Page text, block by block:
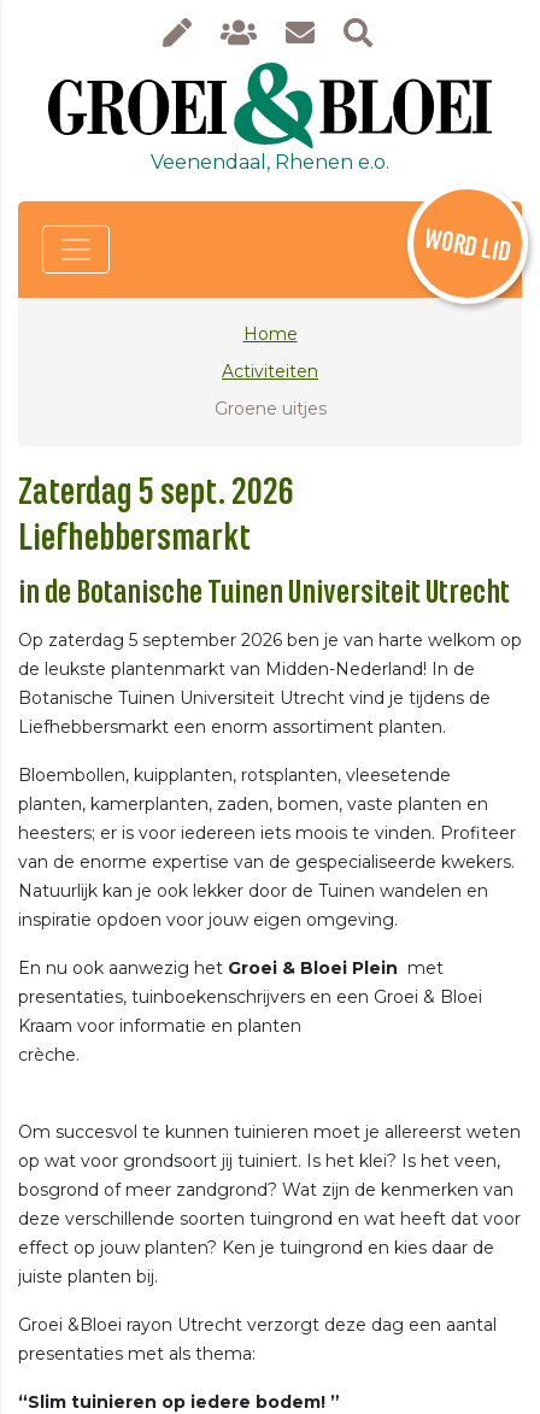
Veenendaal, Rhenen e.o.
WORD LID
Home
Activiteiten
Groene uitjes
Zaterdag 5 sept. 2026
Liefhebbersmarkt
in de Botanische Tuinen Universiteit Utrecht
Op zaterdag 5 september 2026 ben je van harte welkom op
de leukste plantenmarkt van Midden-Nederland! In de
Botanische Tuinen Universiteit Utrecht vind je tijdens de
Liefhebbersmarkt een enorm assortiment planten.
Bloembollen, kuipplanten, rotsplanten, vleesetende
planten, kamerplanten, zaden, bomen, vaste planten en
heesters; er is voor iedereen iets moois te vinden. Profiteer
van de enorme expertise van de gespecialiseerde kwekers.
Natuurlijk kan je ook lekker door de Tuinen wandelen en
inspiratie opdoen voor jouw eigen omgeving.
En nu ook aanwezig het Groei & Bloei Plein met
presentaties, tuinboekenschrijvers en een Groei & Bloei
Kraam voor informatie en planten
crèche.
Om succesvol te kunnen tuinieren moet je allereerst weten
op wat voor grondsoort jij tuiniert. Is het klei? Is het veen,
bosgrond of meer zandgrond? Wat zijn de kenmerken van
deze verschillende soorten tuingrond en wat heeft dat voor
effect op jouw planten? Ken je tuingrond en kies daar de
juiste planten bij.
Groei &Bloei rayon Utrecht verzorgt deze dag een aantal
presentaties met als thema:
“Slim tuinieren op iedere bodem! ”